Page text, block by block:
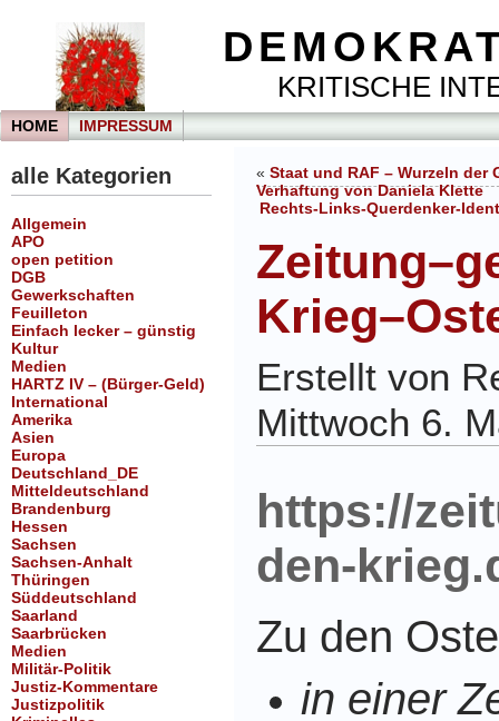
KRITISCHE
HOME IMPRESSUM
alle Kategorien
Allgemein
APO
open petition
DGB
Gewerkschaften
Feuilleton
Einfach lecker – günstig
Kultur
Medien
HARTZ IV – (Bürger-Geld)
International
Amerika
Asien
Europa
Deutschland_DE
Mitteldeutschland
Brandenburg
Hessen
Sachsen
Sachsen-Anhalt
Thüringen
Süddeutschland
Saarland
Saarbrücken
Medien
Militär-Politik
Justiz-Kommentare
Justizpolitik
« Staat und RAF – Wurzeln
Verhaftung von Daniela Klette
Rechts-Links-Querdenker-
Erstellt von
Mittwoch 6.
https://
den-
Zu den
in einer